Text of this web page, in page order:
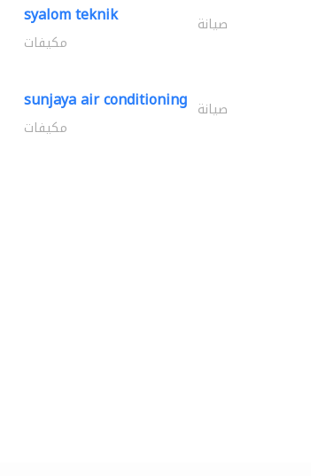
syalom teknik صيانة
مكيفات
sunjaya air conditioning صيانة
مكيفات